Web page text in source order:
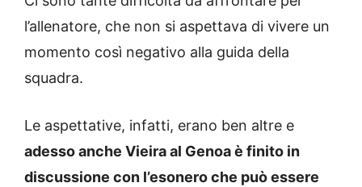
l’allenatore, che non si aspettava di vivere un
momento così negativo alla guida della
squadra.
Le aspettative, infatti, erano ben altre e
adesso anche Vieira al Genoa è finito in
discussione con l’esonero che può essere